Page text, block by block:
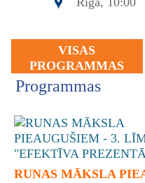
VISAS
PROGRAMMAS
Programmas
RUNAS MĀKSLA